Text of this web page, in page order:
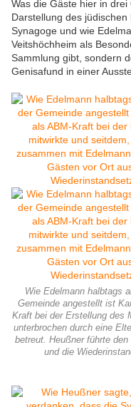
Was die Gäste hier in
Darstellung des
Synagoge und wie
Veitshöchheim als
Sammlung gibt, sondern
Genisafund in einer
Wie Edelmann halbtags
Gemeinde angestellt ist
Kraft bei der Erstellung des
unterbrochen durch eine
betreut. Heußner führte
und die